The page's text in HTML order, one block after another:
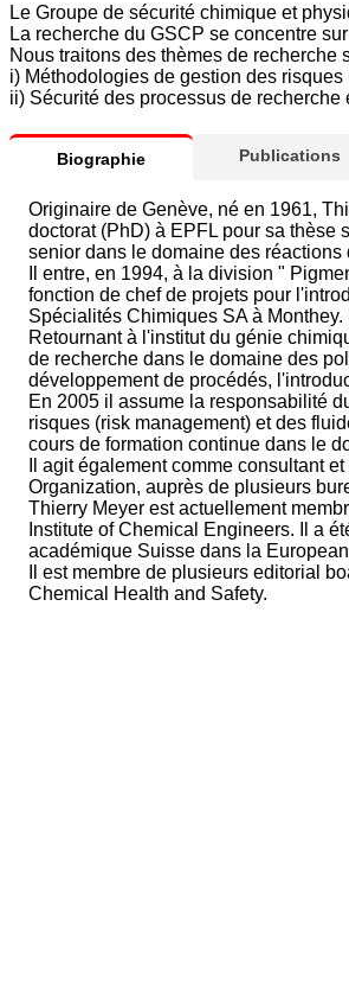
Le Groupe de sécurité chimique et
La recherche du GSCP se concentre
Nous traitons des thèmes de recherche
i) Méthodologies de gestion des
ii) Sécurité des processus de recherche
Biographie Publications
Originaire de Genève, né en 1961,
doctorat (PhD) à EPFL pour sa thèse
senior dans le domaine des réactions
Il entre, en 1994, à la division "
fonction de chef de projets pour
Spécialités Chimiques SA à
Retournant à l'institut du génie
de recherche dans le domaine des
développement de procédés,
En 2005 il assume la responsabilité
risques (risk management) et des
cours de formation continue dans le
Il agit également comme consultant
Organization, auprès de plusieurs
Thierry Meyer est actuellement
Institute of Chemical Engineers. Il a
académique Suisse dans la
Il est membre de plusieurs editorial
Chemical Health and Safety.